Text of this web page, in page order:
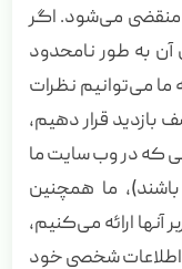
منقضی می‌شود. اگر
آن به طور نامحدود
می‌توانیم نظرات
بازدید قرار دهیم،
که در وب سایت ما
ما همچنین
ارائه می‌کنیم،
اطلاعات شخصی خود